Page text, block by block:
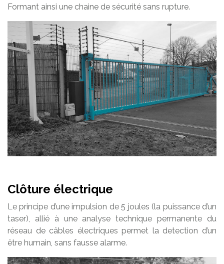
Formant ainsi une chaine de sécurité sans rupture.
Clôture électrique
Le principe d’une impulsion de 5 joules (la puissance d’un
taser), allié à une analyse technique permanente du
réseau de câbles électriques permet la detection d’un
être humain, sans fausse alarme.